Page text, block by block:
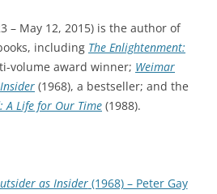
– May 12, 2015) is the author of
including The Enlightenment:
volume award winner; Weimar
(1968), a bestseller; and the
A Life for Our Time (1988).
as Insider(1968) – Peter Gay